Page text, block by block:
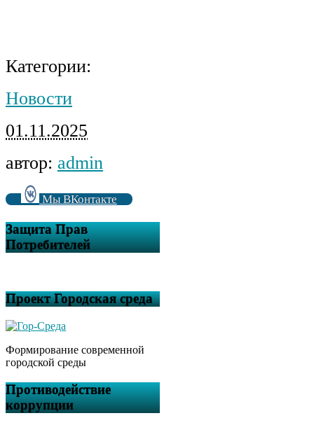
Категории:
Новости
01.11.2025
автор: admin
Мы ВКонтакте
Защита Прав
Потребителей
Проект Городская среда
Формирование современной
городской среды
Противодействие
коррупции